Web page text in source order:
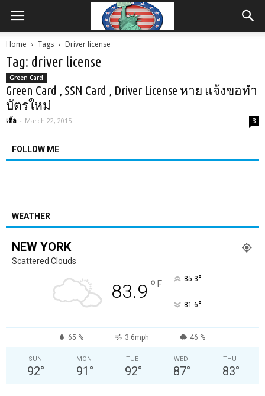
Home Tags Driver license
Tag: driver license
Green Card
Green Card , SSN Card , Driver License หาย แจ้งขอทำ
บัตรใหม่
เติ้ล - March 22, 2015 3
FOLLOW ME
WEATHER
NEW YORK
Scattered Clouds
83.9 ° F 85.3°
81.6°
65 % 3.6mph 46 %
SUN
92°
MON
91 °
TUE
92°
WED
87°
THU
83°